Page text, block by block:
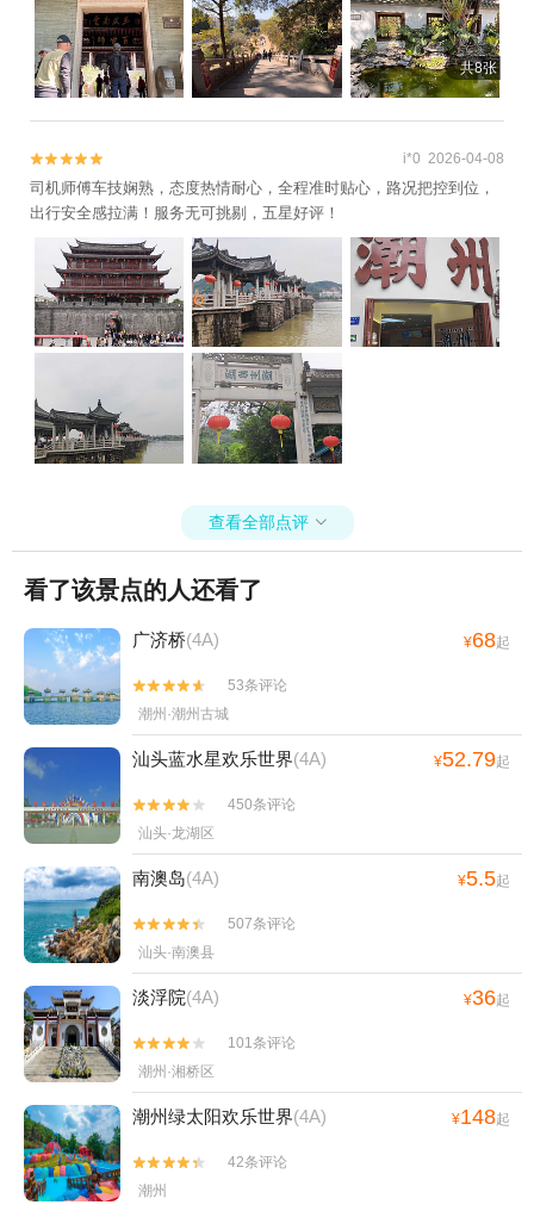
共8张

 i*0 2026-04-08
司机师傅车技娴熟，态度热情耐心，全程准时贴心，路况把控到位，
出行安全感拉满！服务无可挑剔，五星好评！
查看全部点评 
看了该景点的人还看了
广济桥(4A) ¥68起


53条评论
潮州·潮州古城
汕头蓝水星欢乐世界(4A) ¥52.79起


450条评论
汕头·龙湖区
南澳岛(4A) ¥5.5起


507条评论
汕头·南澳县
淡浮院(4A) ¥36起


101条评论
潮州·湘桥区
潮州绿太阳欢乐世界(4A) ¥148起


42条评论
潮州